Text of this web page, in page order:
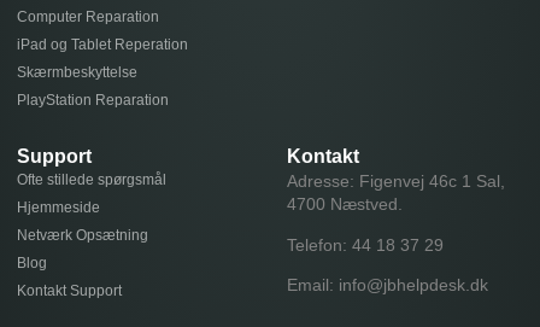
Computer Reparation
iPad og Tablet Reperation
Skærmbeskyttelse
PlayStation Reparation
Support
Ofte stillede spørgsmål
Hjemmeside
Netværk Opsætning
Blog
Kontakt Support
Kontakt
Adresse: Figenvej 46c 1 Sal,
4700 Næstved.
Telefon: 44 18 37 29
Email: info@jbhelpdesk.dk